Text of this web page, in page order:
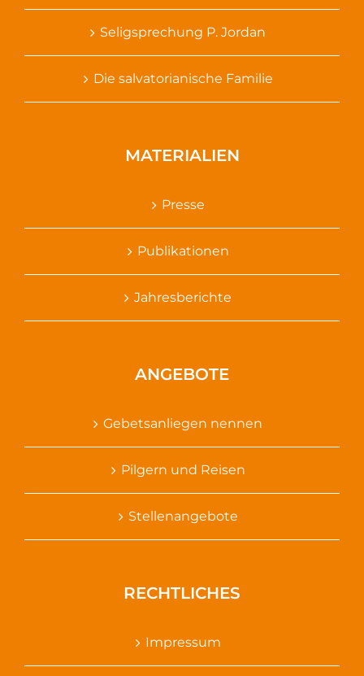
Seligsprechung P. Jordan
Die salvatorianische Familie
MATERIALIEN
Presse
Publikationen
Jahresberichte
ANGEBOTE
Gebetsanliegen nennen
Pilgern und Reisen
Stellenangebote
RECHTLICHES
Impressum